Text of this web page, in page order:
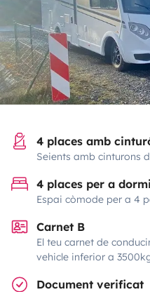
4 places amb
Seients amb cinturons
4 places per a
Espai còmode per a 4
Carnet B
El teu carnet de
vehicle inferior a
Document verificat